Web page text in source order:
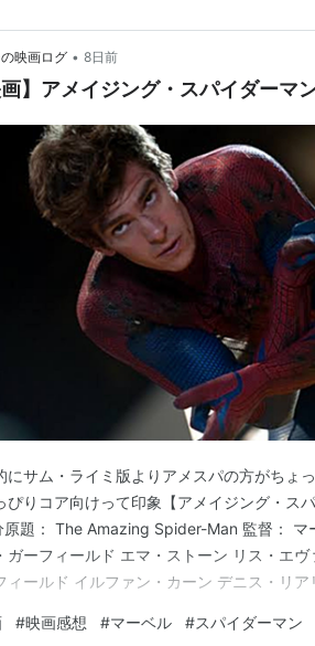
映画ログ • 8日前
画】アメイジング・スパイダーマ
にサム・ライミ版よりアメスパの方がちょ
ぴりコア向けって印象【アメイジング・ス
原題： The Amazing Spider-Man 監督： マ
ガーフィールド エマ・ストーン リス・エ
ィールド イルファン・カーン デニス・リ
版があるのを見つけたのでアメスパからは
#映画感想 #マーベル #スパイダーマン